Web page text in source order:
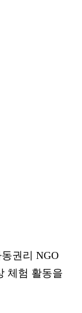
권리 NGO
체험 활동을